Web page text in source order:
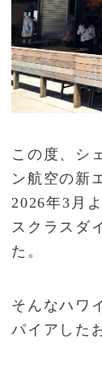
この度、シ
ン航空の新
2026年3月
スクラスダ
た。
そんなハワ
パイアした